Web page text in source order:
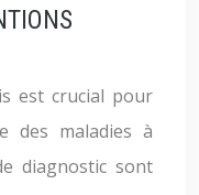
est crucial pour
des maladies à
diagnostic sont